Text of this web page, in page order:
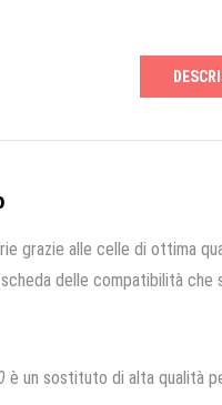
grazie alle celle di ottima
delle compatibilità
è un sostituto di alta qualità